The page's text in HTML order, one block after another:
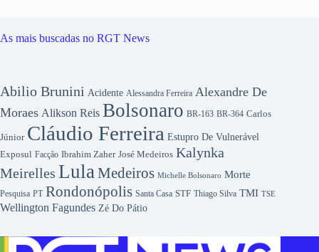
As mais buscadas no RGT News
Abilio Brunini Acidente Alessandra Ferreira Alexandre De
Moraes Alikson Reis Bolsonaro BR-163 BR-364 Carlos
Júnior Cláudio Ferreira Estupro De Vulnerável
Exposul Facção Ibrahim Zaher José Medeiros Kalynka
Meirelles Lula Medeiros Michelle Bolsonaro Morte
Pesquisa PT Rondonópolis Santa Casa STF Thiago Silva TMI TSE
Wellington Fagundes Zé Do Pátio